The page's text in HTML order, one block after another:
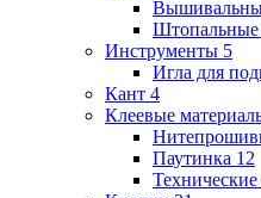
Штопальные
Инструменты 5
Игла для
Кант 4
Клеевые
Паутинка 12
Технические